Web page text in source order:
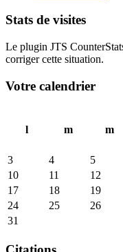
Stats de visites
Le plugin JTS
corriger cette situation.
Votre calendrier
l
m m
3
4 5
10
11 12
17
18 19
24
25 26
31